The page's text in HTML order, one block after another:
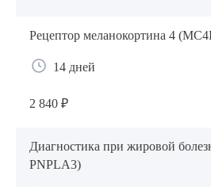
Рецептор меланокортина 4
14 дней
2 840 ₽
Диагностика при жировой
PNPLA3)